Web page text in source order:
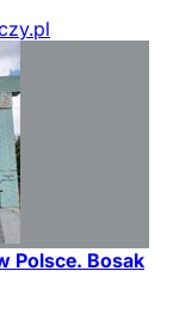
Polsce. Bosak